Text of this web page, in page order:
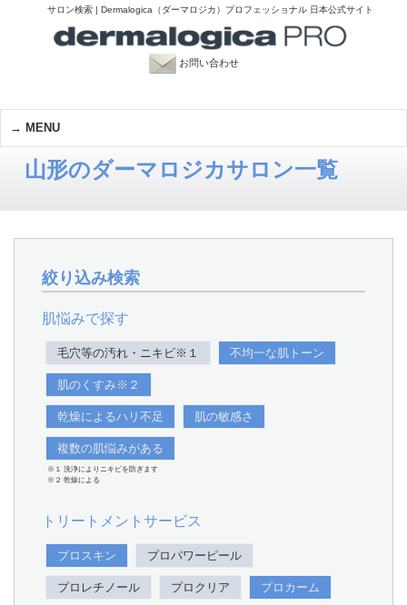
サロン検索 | Dermalogica（ダーマロジカ）プロフェッショナル 日本公式サイト
お問い合わせ
MENU
山形のダーマロジカサロン一覧
絞り込み検索
肌悩みで探す
毛穴等の汚れ・ニキビ※１ 不均一な肌トーン
肌のくすみ※２
乾燥によるハリ不足 肌の敏感さ
複数の肌悩みがある
※１ 洗浄によりニキビを防ぎます
※２ 乾燥による
トリートメントサービス
プロスキン プロパワーピール
プロレチノール プロクリア プロカーム